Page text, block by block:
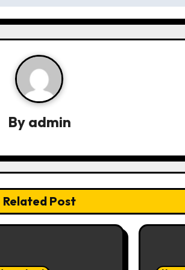
By admin
Related Post